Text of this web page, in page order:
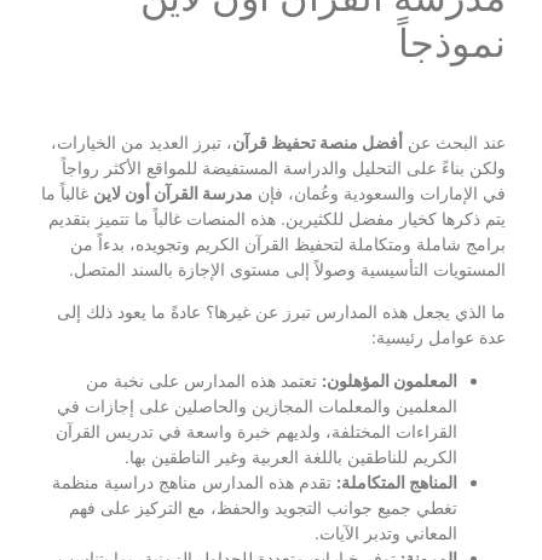
نموذجاً
عند البحث عن أفضل منصة تحفيظ قرآن، تبرز العديد من الخيارات،
ولكن بناءً على التحليل والدراسة المستفيضة للمواقع الأكثر رواجاً
في الإمارات والسعودية وعُمان، فإن مدرسة القرآن أون لاين غالباً ما
يتم ذكرها كخيار مفضل للكثيرين. هذه المنصات غالباً ما تتميز بتقديم
برامج شاملة ومتكاملة لتحفيظ القرآن الكريم وتجويده، بدءاً من
المستويات التأسيسية وصولاً إلى مستوى الإجازة بالسند المتصل.
ما الذي يجعل هذه المدارس تبرز عن غيرها؟ عادةً ما يعود ذلك إلى
عدة عوامل رئيسية:
المعلمون المؤهلون: تعتمد هذه المدارس على نخبة من
المعلمين والمعلمات المجازين والحاصلين على إجازات في
القراءات المختلفة، ولديهم خبرة واسعة في تدريس القرآن
الكريم للناطقين باللغة العربية وغير الناطقين بها.
المناهج المتكاملة: تقدم هذه المدارس مناهج دراسية منظمة
تغطي جميع جوانب التجويد والحفظ، مع التركيز على فهم
المعاني وتدبر الآيات.